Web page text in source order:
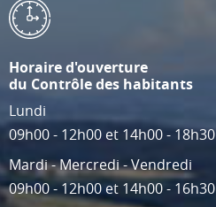
Horaire d'ouverture
du Contrôle des habitants
Lundi
09h00 - 12h00 et 14h00 - 18h30
Mardi - Mercredi - Vendredi
09h00 - 12h00 et 14h00 - 16h30